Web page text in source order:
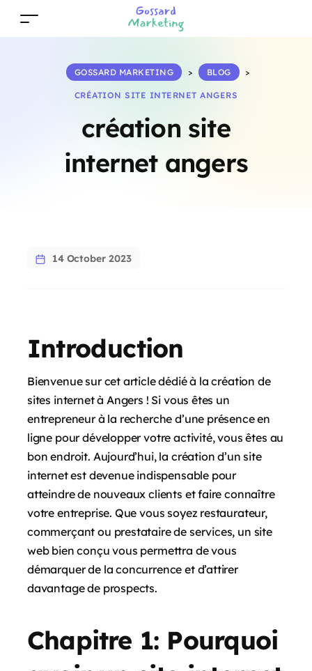
création site
internet angers
GOSSARD MARKETING > BLOG >
CRÉATION SITE INTERNET ANGERS
14 October 2023
Introduction
Bienvenue sur cet article dédié à la création de
sites internet à Angers ! Si vous êtes un
entrepreneur à la recherche d’une présence en
ligne pour développer votre activité, vous êtes au
bon endroit. Aujourd’hui, la création d’un site
internet est devenue indispensable pour
atteindre de nouveaux clients et faire connaître
votre entreprise. Que vous soyez restaurateur,
commerçant ou prestataire de services, un site
web bien conçu vous permettra de vous
démarquer de la concurrence et d’attirer
davantage de prospects.
Chapitre 1: Pourquoi